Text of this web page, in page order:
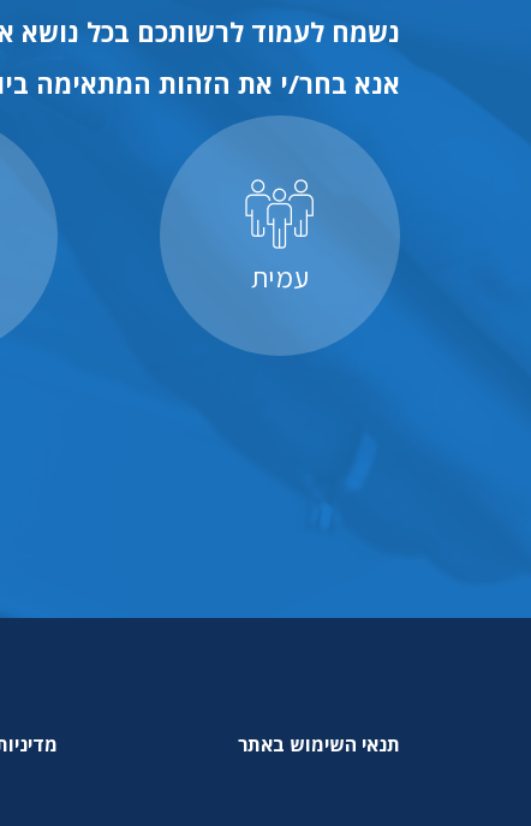
נשמח לעמוד לרשותכם בכל נושא
אנא בחר/י את הזהות המתאימה
עמית
תנאי השימוש באתר